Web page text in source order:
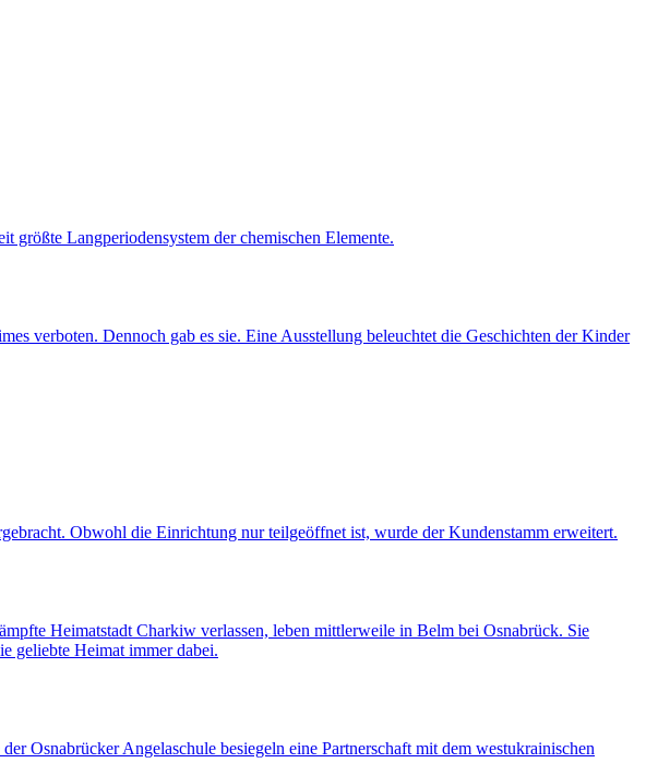
größte Langperiodensystem der chemischen Elemente.
verboten. Dennoch gab es sie. Eine Ausstellung beleuchtet die Geschichten der Kinder
Obwohl die Einrichtung nur teilgeöffnet ist, wurde der Kundenstamm erweitert.
Heimatstadt Charkiw verlassen, leben mittlerweile in Belm bei Osnabrück. Sie
geliebte Heimat immer dabei.
Osnabrücker Angelaschule besiegeln eine Partnerschaft mit dem westukrainischen